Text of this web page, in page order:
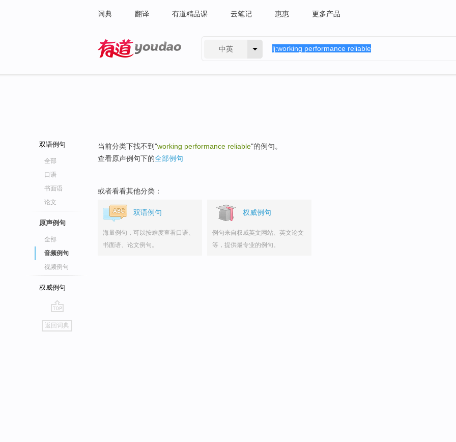
词典 翻译 有道精品课 云笔记 惠惠 更多产品
中英
双语例句
全部
口语
书面语
论文
原声例句
全部
音频例句
视频例句
权威例句
go
top
返回词典
当前分类下找不到"working performance reliable"的例句。
查看原声例句下的全部例句
或者看看其他分类：
双语例句
海量例句，可以按难度查看口语、
书面语、论文例句。
权威例句
例句来自权威英文网站、英文论文
等，提供最专业的例句。